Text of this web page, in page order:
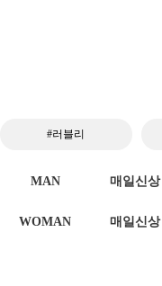
#러블리
MAN 매일신상
WOMAN 매일신상